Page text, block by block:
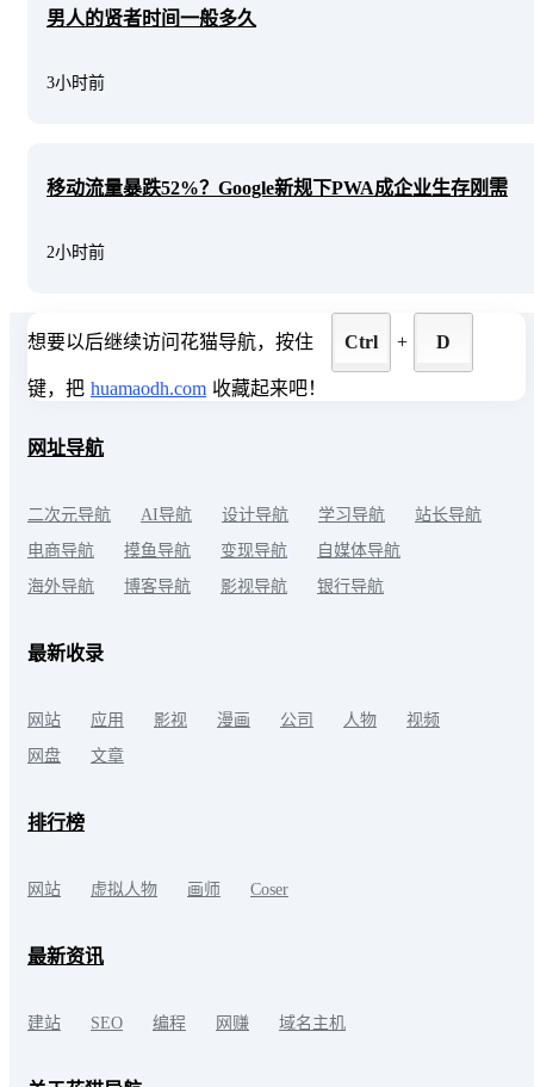
男人的贤者时间一般多久
3小时前
移动流量暴跌52%？Google新规下PWA成企业生存刚需
2小时前
想要以后继续访问花猫导航，按住 Ctrl + D
键，把 huamaodh.com 收藏起来吧！
网址导航
二次元导航 AI导航 设计导航 学习导航
站长导航
电商导航
摸鱼导航 变现导航
自媒体导航
海外导航
博客导航 影视导航 银行导航
最新收录
网站 应用 影视 漫画 公司 人物
视频
网盘
文章
排行榜
网站 虚拟人物 画师 Coser
最新资讯
建站 SEO 编程 网赚 域名主机